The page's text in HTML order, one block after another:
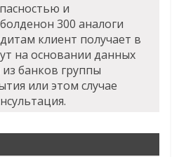
и
300 аналоги
клиент получает в
на основании данных
банков группы
или этом случае